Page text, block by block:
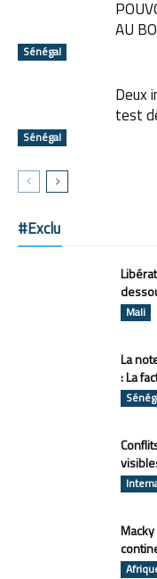
Sénégal
AU
Sénégal
Deux
test
#Exclu
Mali
La
: La
Macky